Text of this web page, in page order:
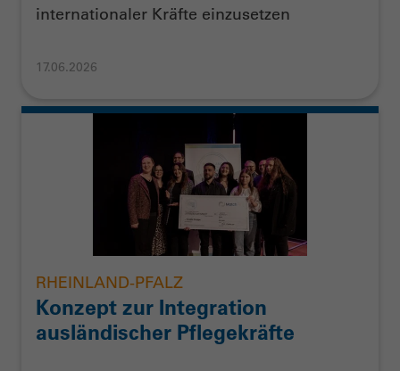
internationaler Kräfte einzusetzen
17.06.2026
RHEINLAND-PFALZ
Konzept zur Integration
ausländischer Pflegekräfte